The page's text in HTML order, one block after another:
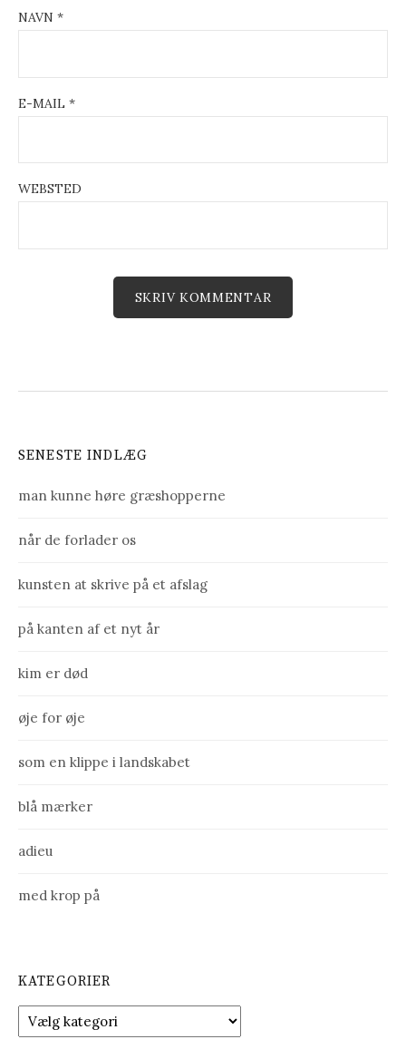
NAVN *
E-MAIL *
WEBSTED
SENESTE INDLÆG
man kunne høre græshopperne
når de forlader os
kunsten at skrive på et afslag
på kanten af et nyt år
kim er død
øje for øje
som en klippe i landskabet
blå mærker
adieu
med krop på
KATEGORIER
a